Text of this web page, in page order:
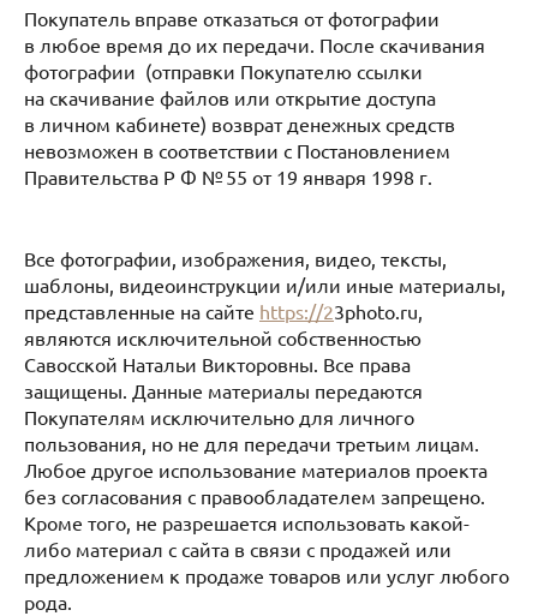
Покупатель вправе отказаться от фотографии
в любое время до их передачи. После скачивания
фотографии (отправки Покупателю ссылки
на скачивание файлов или открытие доступа
в личном кабинете) возврат денежных средств
невозможен в соответствии с Постановлением
Правительства Р Ф № 55 от 19 января 1998 г.
Все фотографии, изображения, видео, тексты,
шаблоны, видеоинструкции и/или иные материалы,
представленные на сайте https://23photo.ru,
являются исключительной собственностью
Савосской Натальи Викторовны. Все права
защищены. Данные материалы передаются
Покупателям исключительно для личного
пользования, но не для передачи третьим лицам.
Любое другое использование материалов проекта
без согласования с правообладателем запрещено.
Кроме того, не разрешается использовать какой-
либо материал с сайта в связи с продажей или
предложением к продаже товаров или услуг любого
рода.